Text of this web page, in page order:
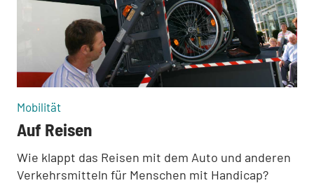
Mobilität:
Auf Reisen
Wie klappt das Reisen mit dem Auto und anderen
Verkehrsmitteln für Menschen mit Handicap?